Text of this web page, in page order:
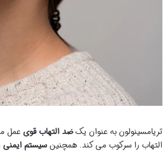
تریامسینولون به عنوان یکضد التهاب قویعمل
التهاب را سرکوب می کند. همچنینسیستم ایمنی